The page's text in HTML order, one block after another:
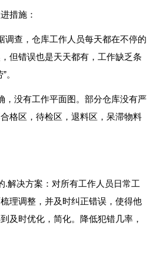
措施：
调查，仓库工作人员每天都在不停的
但错误也是天天都有，工作缺乏条
。
，没有工作平面图。部分仓库没有严
格区，待检区，退料区，呆滞物料
.解决方案：对所有工作人员日常工
理调整，并及时纠正错误，使得他
及时优化，简化。降低犯错几率，